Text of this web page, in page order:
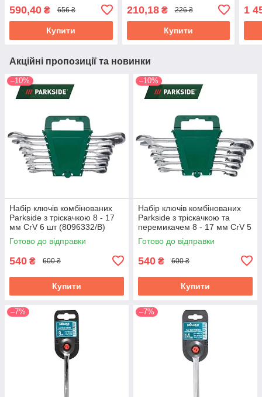
590,40 ₴ 656 ₴
Купити
210,18₴ 226 ₴
Купити
1
Акційні пропозиції та новинки
–10%
Набір ключів комбінованих
Parkside з тріскачкою 8 - 17
мм CrV 6 шт (8096332/B)
Готово до відправки
540 ₴ 600 ₴
Купити
–10%
Набір ключів комбінованих
Parkside з тріскачкою та
перемикачем 8 - 17 мм CrV 5
шт (8096332/C)
Готово до відправки
540 ₴ 600 ₴
Купити
–7% –7%